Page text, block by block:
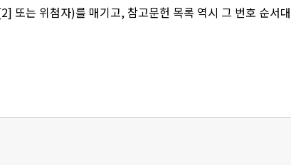
또는 위첨자)를 매기고, 참고문헌 목록 역시 그 번호 순서